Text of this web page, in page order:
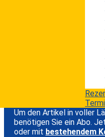
gerne Geld ausgeben und
Einkaufsgewohnheiten
7.200 Jugendliche aus
einem
wurden für diesen
Um den Artikel in voller
benötigen Sie ein Abo.
oder mit bestehendem